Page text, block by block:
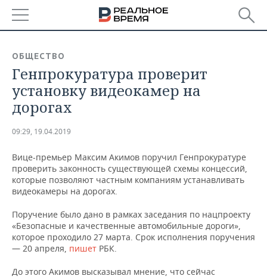
БАШКОРТОСТАН
ТАТАРСТАН
НОВОСТИ
АНАЛИТИКА
ДЕКЛАРАЦИИ О ДОХОДАХ
КОРОЛИ ГОСЗАКАЗА ПФО
КОМУ ПРИНАДЛЕЖАТ
ТОРГОВЫЕ ЦЕНТРЫ
ТАТАРСТАНА
НОВОСТИ ЭКОНОМИКИ
ФИНАНСЫ
БЮДЖЕТ
ПРОМЫШЛЕННОСТЬ
НОВОСТИ
ПРОМЫШЛЕННОСТИ
АГРОПРОМ
МАШИНОСТРОЕНИЕ
НЕФТЕХИМИЯ
НЕДВИЖИМОСТЬ
НОВОСТИ АВТО
БИЗНЕС
ОБЩЕСТВО
Генпрокуратура проверит
установку видеокамер на
дорогах
09:29, 19.04.2019
Вице-премьер Максим Акимов поручил Генпрокуратуре
проверить законность существующей схемы концессий,
которые позволяют частным компаниям устанавливать
видеокамеры на дорогах.
Поручение было дано в рамках заседания по нацпроекту
«Безопасные и качественные автомобильные дороги»,
которое проходило 27 марта. Срок исполнения поручения
— 20 апреля, пишет РБК.
До этого Акимов высказывал мнение, что сейчас